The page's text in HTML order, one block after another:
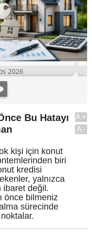
2026
Bu Hatayı
kişi için konut
biri
kredisi
yalnızca
ibaret değil.
önce bilmeniz
sürecinde
A+
A-